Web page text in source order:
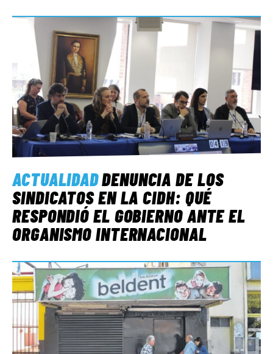
ACTUALIDADDENUNCIA DE LOS
SINDICATOS EN LA CIDH: QUÉ
RESPONDIÓ EL GOBIERNO ANTE EL
ORGANISMO INTERNACIONAL